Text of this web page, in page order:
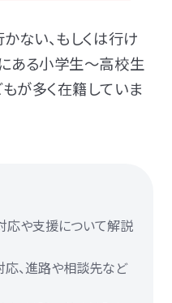
ない、もしくは行け
ある小学生〜高校生
が多く在籍していま
応や支援について解説
、進路や相談先など